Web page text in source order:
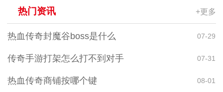
热门资讯 +更多
热血传奇封魔谷boss是什么 07-29
传奇手游打架怎么打不到对手 07-31
热血传奇商铺按哪个键 08-01